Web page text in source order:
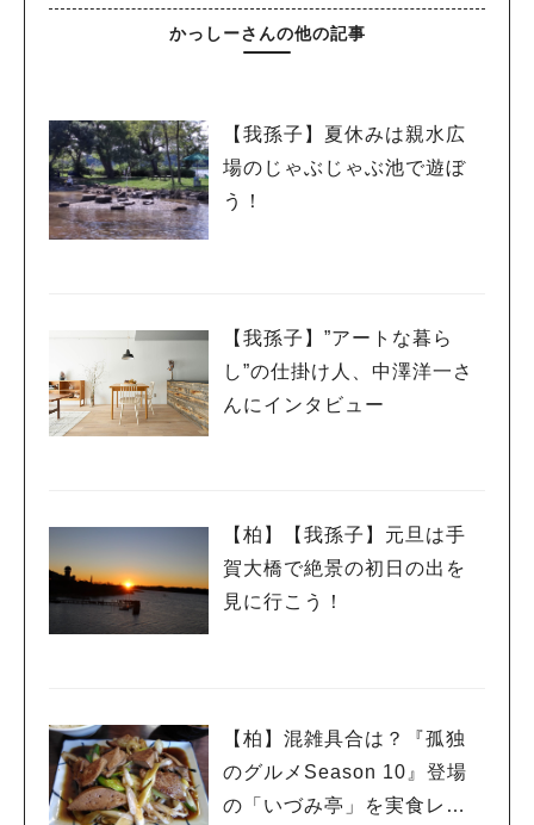
かっしーさんの他の記事
【我孫子】夏休みは親水広
場のじゃぶじゃぶ池で遊ぼ
う！
【我孫子】”アートな暮ら
し”の仕掛け人、中澤洋一さ
んにインタビュー
【柏】【我孫子】元旦は手
賀大橋で絶景の初日の出を
見に行こう！
【柏】混雑具合は？『孤独
のグルメSeason 10』登場
の「いづみ亭」を実食レポ